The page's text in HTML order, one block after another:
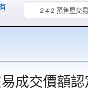
成交價額認